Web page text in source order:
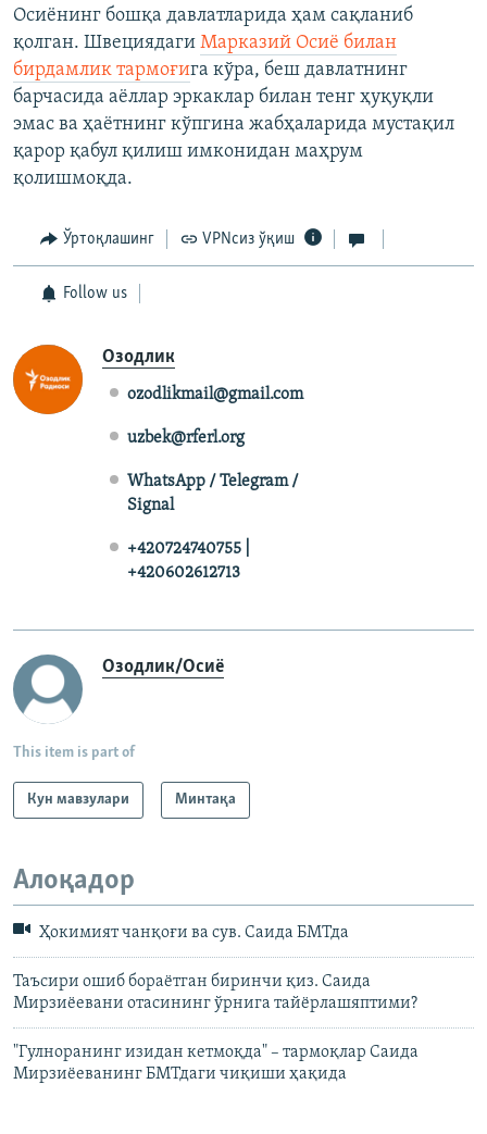
Осиёнинг бошқа давлатларида ҳам сақланиб
қолган. Швециядаги Марказий Осиё билан
бирдамлик тармоғига кўра, беш давлатнинг
барчасида аёллар эркаклар билан тенг ҳуқуқли
эмас ва ҳаётнинг кўпгина жабҳаларида мустақил
қарор қабул қилиш имконидан маҳрум
қолишмоқда.
Ўртоқлашинг VPNсиз ўқиш
Follow us
Озодлик
ozodlikmail@gmail.com
uzbek@rferl.org
WhatsApp / Telegram /
Signal
+420724740755 |
+420602612713
Озодлик/Осиё
This item is part of
Кун мавзулари Минтақа
Алоқадор
Ҳокимият чанқоғи ва сув. Саида БМТда
Таъсири ошиб бораётган биринчи қиз. Саида
Мирзиёевани отасининг ўрнига тайёрлашяптими?
"Гулноранинг изидан кетмоқда" – тармоқлар Саида
Мирзиёеванинг БМТдаги чиқиши ҳақида